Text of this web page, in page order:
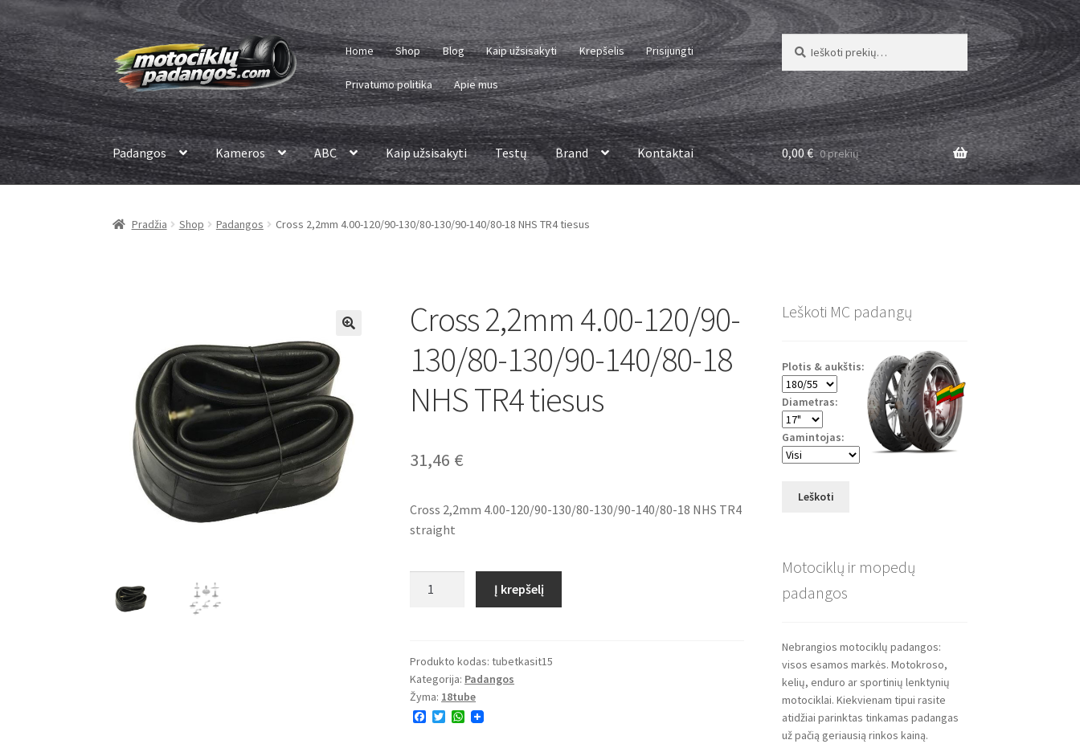
Pereiti
prie
meniu
Pereiti
prie
turinio
Home Shop Blog Kaip užsisakyti Krepšelis Prisijungti
Privatumo politika Apie mus
Ieškoti:
Ieškoti
Padangos Kameros ABC Kaip užsisakyti Testų Brand Kontaktai 0,00€ 0 prekių
Pradžia Shop Padangos Cross 2,2mm 4.00-120/90-130/80-130/90-140/80-18 NHS TR4 tiesus
Cross 2,2mm 4.00-120/90-
130/80-130/90-140/80-18
NHS TR4 tiesus
31,46 €
Cross 2,2mm 4.00-120/90-130/80-130/90-140/80-18 NHS TR4
straight
4.00-
120/90-
130/80-
130/90-
Į krepšelį
Produkto kodas:tubetkasit15
Kategorija: Padangos
Žyma: 18tube
F
T
W
Leškoti MC padangų
Plotis & aukštis:
Diametras:
Gamintojas:
Leškoti
Motociklų ir mopedų
padangos
Nebrangios motociklų padangos:
visos esamos markės. Motokroso,
kelių, enduro ar sportinių lenktynių
motociklai. Kiekvienam tipui rasite
atidžiai parinktas tinkamas padangas
už pačią geriausią rinkos kainą.